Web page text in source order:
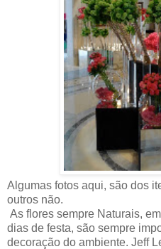
Algumas fotos aqui, são dos
outros não.
As flores sempre Naturais,
dias de festa, são sempre
decoração do ambiente. Jeff